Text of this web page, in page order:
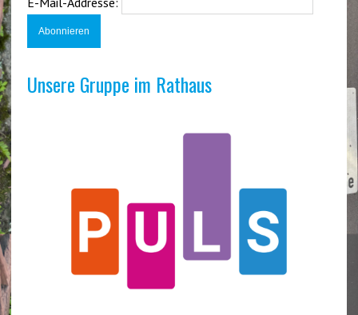
Unsere Gruppe im Rathaus